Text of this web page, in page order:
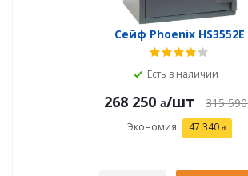
Сейф Phoenix HS3552E
Есть в наличии
268 250 /шт 315 590
Экономия 47 340